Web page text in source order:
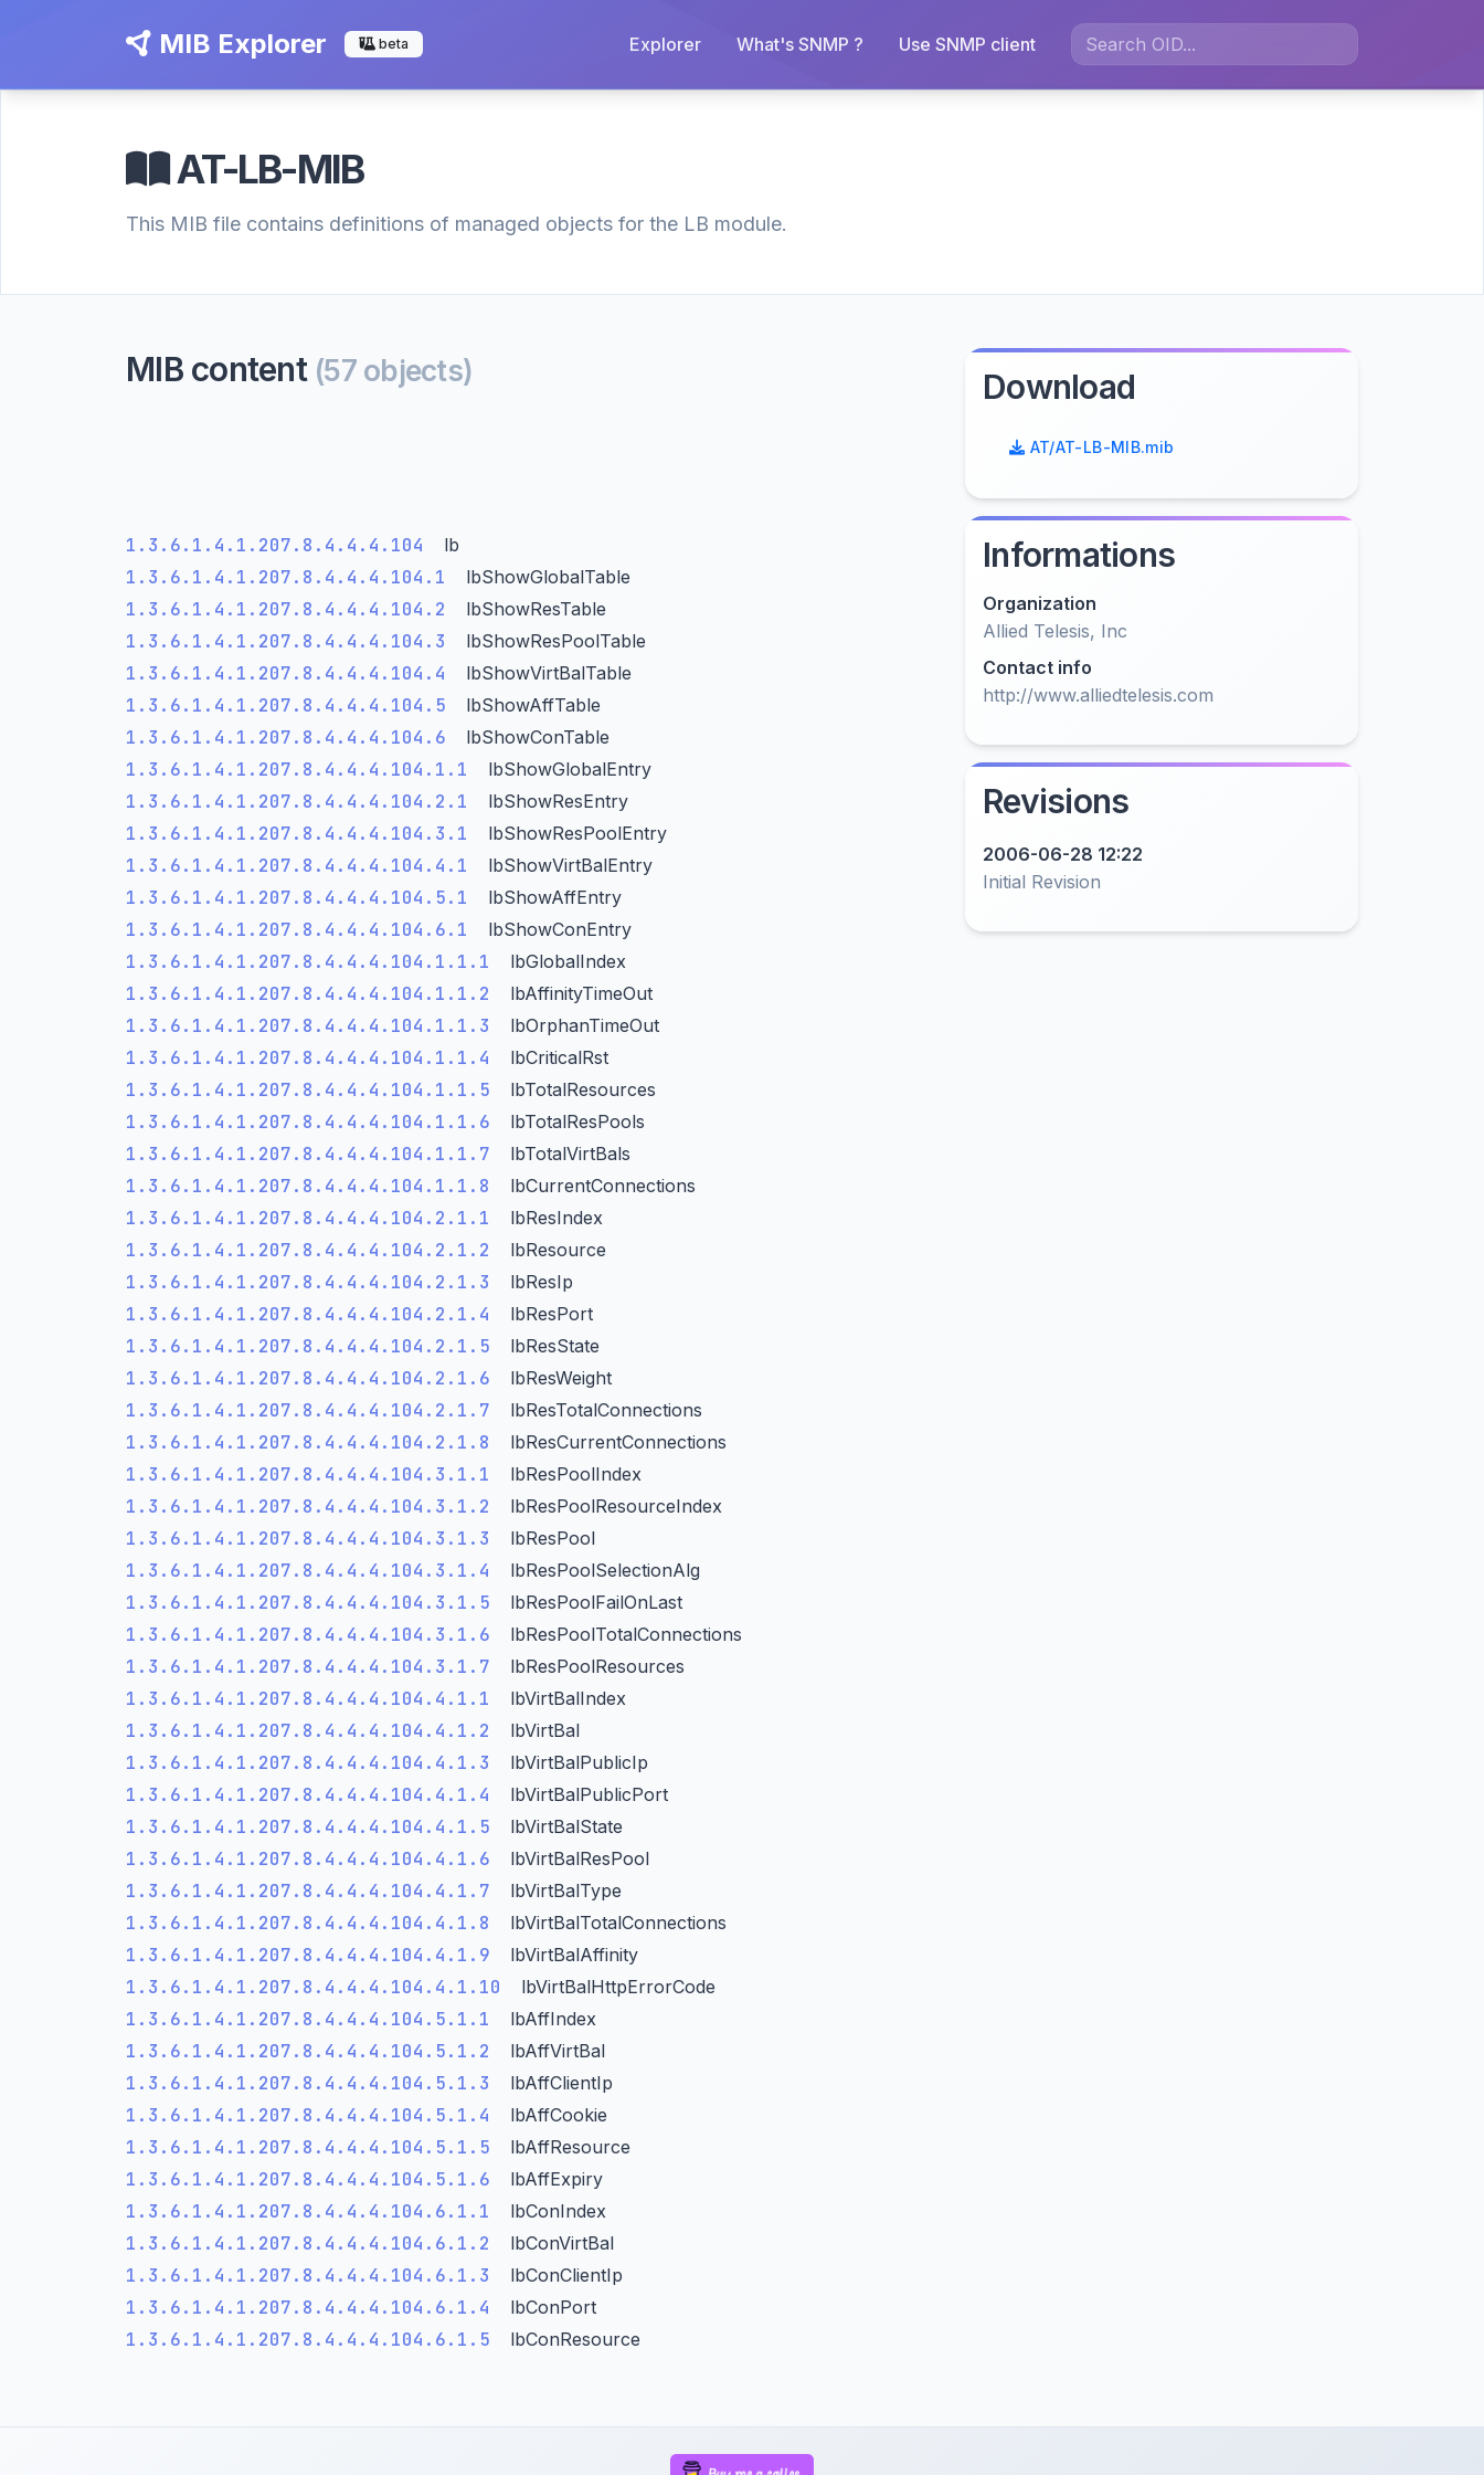
MIB Explorer beta Explorer What's SNMP ? Use SNMP client
AT-LB-MIB
This MIB file contains definitions of managed objects for the LB module.
MIB content (57 objects)
1.3.6.1.4.1.207.8.4.4.4.104 lb
1.3.6.1.4.1.207.8.4.4.4.104.1 lbShowGlobalTable
1.3.6.1.4.1.207.8.4.4.4.104.2 lbShowResTable
1.3.6.1.4.1.207.8.4.4.4.104.3 lbShowResPoolTable
1.3.6.1.4.1.207.8.4.4.4.104.4 lbShowVirtBalTable
1.3.6.1.4.1.207.8.4.4.4.104.5 lbShowAffTable
1.3.6.1.4.1.207.8.4.4.4.104.6 lbShowConTable
1.3.6.1.4.1.207.8.4.4.4.104.1.1 lbShowGlobalEntry
1.3.6.1.4.1.207.8.4.4.4.104.2.1 lbShowResEntry
1.3.6.1.4.1.207.8.4.4.4.104.3.1 lbShowResPoolEntry
1.3.6.1.4.1.207.8.4.4.4.104.4.1 lbShowVirtBalEntry
1.3.6.1.4.1.207.8.4.4.4.104.5.1 lbShowAffEntry
1.3.6.1.4.1.207.8.4.4.4.104.6.1 lbShowConEntry
1.3.6.1.4.1.207.8.4.4.4.104.1.1.1 lbGlobalIndex
1.3.6.1.4.1.207.8.4.4.4.104.1.1.2 lbAffinityTimeOut
1.3.6.1.4.1.207.8.4.4.4.104.1.1.3 lbOrphanTimeOut
1.3.6.1.4.1.207.8.4.4.4.104.1.1.4 lbCriticalRst
1.3.6.1.4.1.207.8.4.4.4.104.1.1.5 lbTotalResources
1.3.6.1.4.1.207.8.4.4.4.104.1.1.6 lbTotalResPools
1.3.6.1.4.1.207.8.4.4.4.104.1.1.7 lbTotalVirtBals
1.3.6.1.4.1.207.8.4.4.4.104.1.1.8 lbCurrentConnections
1.3.6.1.4.1.207.8.4.4.4.104.2.1.1 lbResIndex
1.3.6.1.4.1.207.8.4.4.4.104.2.1.2 lbResource
1.3.6.1.4.1.207.8.4.4.4.104.2.1.3 lbResIp
1.3.6.1.4.1.207.8.4.4.4.104.2.1.4 lbResPort
1.3.6.1.4.1.207.8.4.4.4.104.2.1.5 lbResState
1.3.6.1.4.1.207.8.4.4.4.104.2.1.6 lbResWeight
1.3.6.1.4.1.207.8.4.4.4.104.2.1.7 lbResTotalConnections
1.3.6.1.4.1.207.8.4.4.4.104.2.1.8 lbResCurrentConnections
1.3.6.1.4.1.207.8.4.4.4.104.3.1.1 lbResPoolIndex
1.3.6.1.4.1.207.8.4.4.4.104.3.1.2 lbResPoolResourceIndex
1.3.6.1.4.1.207.8.4.4.4.104.3.1.3 lbResPool
1.3.6.1.4.1.207.8.4.4.4.104.3.1.4 lbResPoolSelectionAlg
1.3.6.1.4.1.207.8.4.4.4.104.3.1.5 lbResPoolFailOnLast
1.3.6.1.4.1.207.8.4.4.4.104.3.1.6 lbResPoolTotalConnections
1.3.6.1.4.1.207.8.4.4.4.104.3.1.7 lbResPoolResources
1.3.6.1.4.1.207.8.4.4.4.104.4.1.1 lbVirtBalIndex
1.3.6.1.4.1.207.8.4.4.4.104.4.1.2 lbVirtBal
1.3.6.1.4.1.207.8.4.4.4.104.4.1.3 lbVirtBalPublicIp
1.3.6.1.4.1.207.8.4.4.4.104.4.1.4 lbVirtBalPublicPort
1.3.6.1.4.1.207.8.4.4.4.104.4.1.5 lbVirtBalState
1.3.6.1.4.1.207.8.4.4.4.104.4.1.6 lbVirtBalResPool
1.3.6.1.4.1.207.8.4.4.4.104.4.1.7 lbVirtBalType
1.3.6.1.4.1.207.8.4.4.4.104.4.1.8 lbVirtBalTotalConnections
1.3.6.1.4.1.207.8.4.4.4.104.4.1.9 lbVirtBalAffinity
1.3.6.1.4.1.207.8.4.4.4.104.4.1.10 lbVirtBalHttpErrorCode
1.3.6.1.4.1.207.8.4.4.4.104.5.1.1 lbAffIndex
1.3.6.1.4.1.207.8.4.4.4.104.5.1.2 lbAffVirtBal
1.3.6.1.4.1.207.8.4.4.4.104.5.1.3 lbAffClientIp
1.3.6.1.4.1.207.8.4.4.4.104.5.1.4 lbAffCookie
1.3.6.1.4.1.207.8.4.4.4.104.5.1.5 lbAffResource
1.3.6.1.4.1.207.8.4.4.4.104.5.1.6 lbAffExpiry
1.3.6.1.4.1.207.8.4.4.4.104.6.1.1 lbConIndex
1.3.6.1.4.1.207.8.4.4.4.104.6.1.2 lbConVirtBal
1.3.6.1.4.1.207.8.4.4.4.104.6.1.3 lbConClientIp
1.3.6.1.4.1.207.8.4.4.4.104.6.1.4 lbConPort
1.3.6.1.4.1.207.8.4.4.4.104.6.1.5 lbConResource
Download
AT/AT-LB-MIB.mib
Informations
Organization
Allied Telesis, Inc
Contact info
http://www.alliedtelesis.com
Revisions
2006-06-28 12:22
Initial Revision